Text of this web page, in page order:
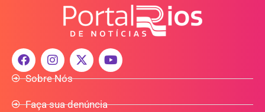
Sobre Nós
Faça sua denúncia